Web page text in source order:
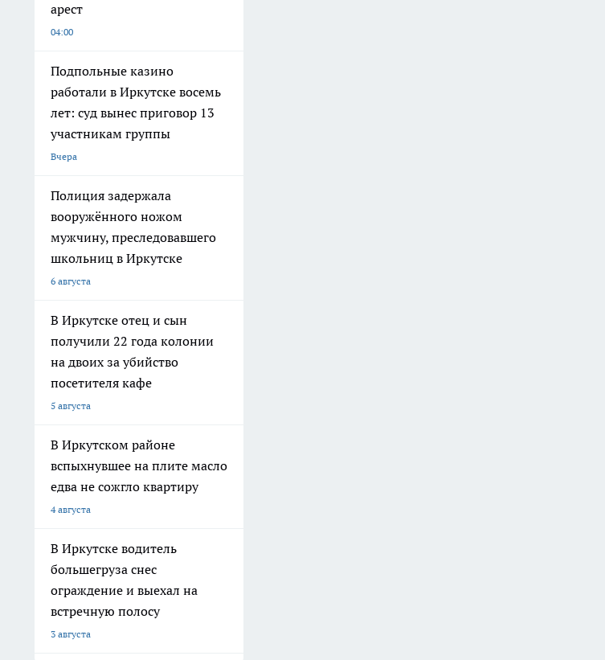
арест
04:00
Подпольные казино
работали в Иркутске восемь
лет: суд вынес приговор 13
участникам группы
Вчера
Полиция задержала
вооружённого ножом
мужчину, преследовавшего
школьниц в Иркутске
6 августа
В Иркутске отец и сын
получили 22 года колонии
на двоих за убийство
посетителя кафе
5 августа
В Иркутском районе
вспыхнувшее на плите масло
едва не сожгло квартиру
4 августа
В Иркутске водитель
большегруза снес
ограждение и выехал на
встречную полосу
3 августа